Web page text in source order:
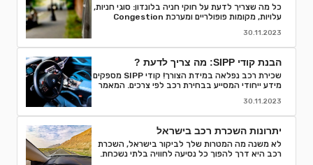
כל מה שצריך לדעת על חוקי חניה בלונדון: סוגי חניות,
עלויות, מקומות פופולריים ומערכת Congestion
30.11.2023
הבנת קודי SIPP: מה צריך לדעת ?
שכירת רכב נפלאה במידת הצורך! קודי SIPP מספקים
מידע ייחודי המסייע בבחירת רכב לפי צרכים. המאמר
השכרת רכב. קבלו המלצות והסברים לאור הבנה
מדויקת של המאפיינים והמפרטים של רכבי השכרה
30.11.2023
יתרונות השכרת רכב בישראל
לא משנה מה המטרות שלך לביקור בישראל, השכרת
רכב היא דרך להפוך כל נסיעה לחוויה בלתי נשכחת.